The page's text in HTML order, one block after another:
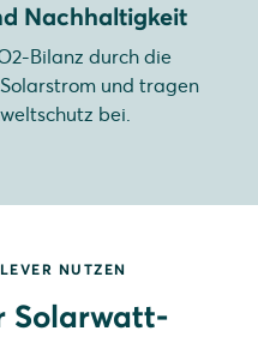
Nachhaltigkeit
Bilanz durch die
und tragen
bei.
NUTZEN
Solarwatt-